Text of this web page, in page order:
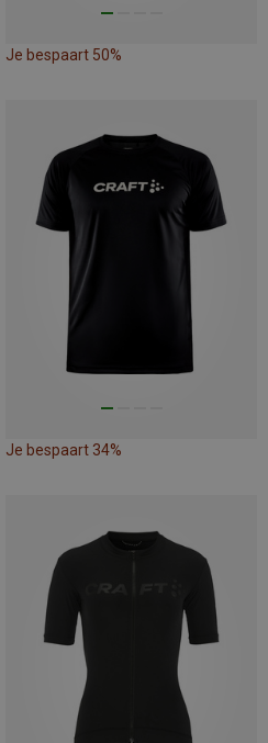
Je bespaart 50%
Je bespaart 34%